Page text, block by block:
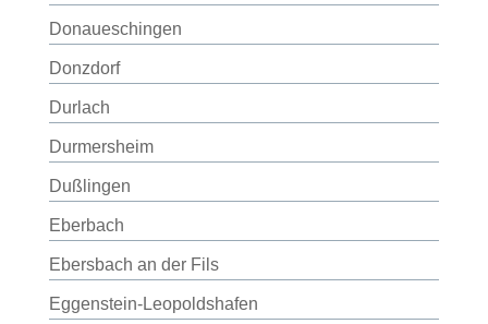
Donaueschingen
Donzdorf
Durlach
Durmersheim
Dußlingen
Eberbach
Ebersbach an der Fils
Eggenstein-Leopoldshafen